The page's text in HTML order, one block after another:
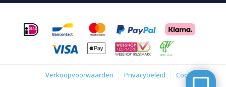
Verkoopvoorwaarden Privacybeleid
Cookies